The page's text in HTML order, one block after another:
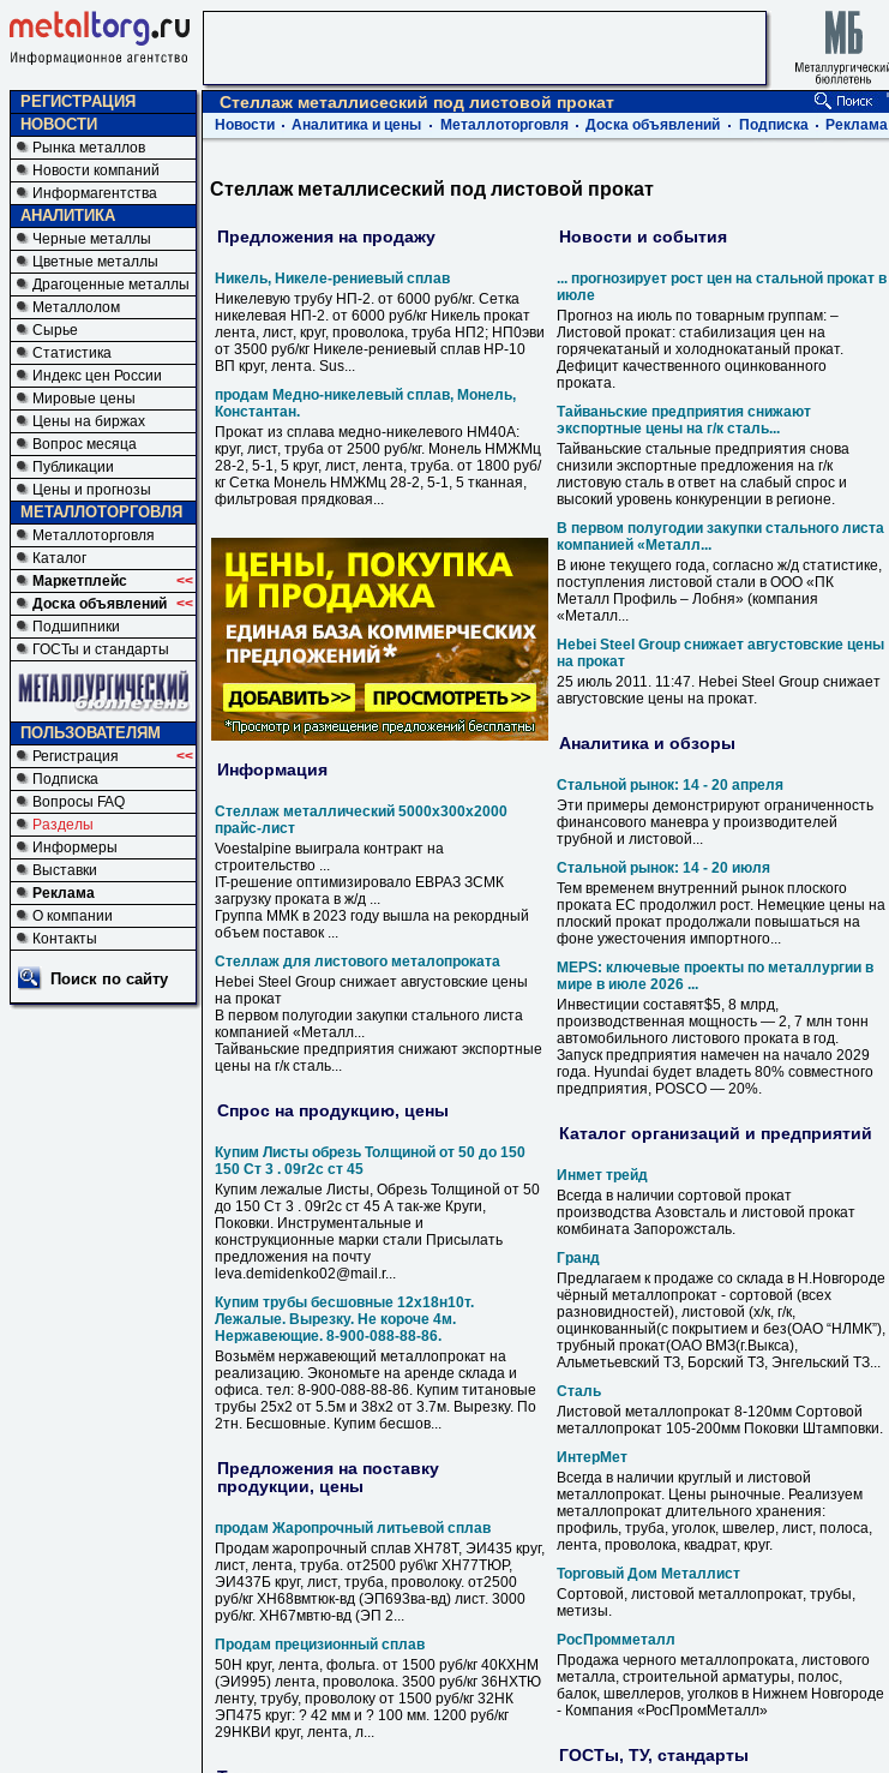
РЕГИСТРАЦИЯ
НОВОСТИ
Рынка металлов
Новости компаний
Информагентства
АНАЛИТИКА
Черные металлы
Цветные металлы
Драгоценные металлы
Металлолом
Сырье
Статистика
Индекс цен России
Мировые цены
Цены на биржах
Вопрос месяца
Публикации
Цены и прогнозы
МЕТАЛЛОТОРГОВЛЯ
Металлоторговля
Каталог
Маркетплейс
<<
Доска объявлений <<
Подшипники
ГОСТы и стандарты
ПОЛЬЗОВАТЕЛЯМ
Регистрация
<<
Подписка
Вопросы FAQ
Разделы
Информеры
Выставки
Реклама
О компании
Контакты
Поиск по сайту
Стеллаж металлисеский под листовой прокат
Новости Аналитика и цены Металлоторговля Доска объявлений Подписка Реклама
Стеллаж металлисеский под листовой прокат
Предложения на продажу
Никель, Никеле-рениевый сплав
Никелевую трубу НП-2. от 6000 руб/кг. Сетка
никелевая НП-2. от 6000 руб/кг Никель прокат
лента, лист, круг, проволока, труба НП2; НП0эви
от 3500 руб/кг Никеле-рениевый сплав НР-10
ВП круг, лента. Sus...
продам Медно-никелевый сплав, Монель,
Константан.
Прокат из сплава медно-никелевого НМ40А:
круг, лист, труба от 2500 руб/кг. Монель НМЖМц
28-2, 5-1, 5 круг, лист, лента, труба. от 1800 руб/
кг Сетка Монель НМЖМц 28-2, 5-1, 5 тканная,
фильтровая прядковая...
Информация
Стеллаж металлический 5000х300х2000
прайс-лист
Voestalpine выиграла контракт на
строительство ...
IT-решение оптимизировало ЕВРАЗ ЗСМК
загрузку проката в ж/д ...
Группа ММК в 2023 году вышла на рекордный
объем поставок ...
Стеллаж для листового металопроката
Hebei Steel Group снижает августовские цены
на прокат
В первом полугодии закупки стального листа
компанией «Металл...
Тайваньские предприятия снижают экспортные
цены на г/к сталь...
Спрос на продукцию, цены
Купим Листы обрезь Толщиной от 50 до 150
150 Ст 3 . 09г2с ст 45
Купим лежалые Листы, Обрезь Толщиной от 50
до 150 Ст 3 . 09г2с ст 45 А так-же Круги,
Поковки. Инструментальные и
конструкционные марки стали Присылать
предложения на почту
leva.demidenko02@mail.r...
Купим трубы бесшовные 12х18н10т.
Лежалые. Вырезку. Не короче 4м.
Нержавеющие. 8-900-088-88-86.
Возьмём нержавеющий металлопрокат на
реализацию. Экономьте на аренде склада и
офиса. тел: 8-900-088-88-86. Купим титановые
трубы 25х2 от 5.5м и 38х2 от 3.7м. Вырезку. По
2тн. Бесшовные. Купим бесшов...
Предложения на поставку
продукции, цены
продам Жаропрочный литьевой сплав
Продам жаропрочный сплав ХН78Т, ЭИ435 круг,
лист, лента, труба. от2500 руб\кг ХН77ТЮР,
ЭИ437Б круг, лист, труба, проволоку. от2500
руб/кг ХН68вмтюк-вд (ЭП693ва-вд) лист. 3000
руб/кг. ХН67мвтю-вд (ЭП 2...
Продам прецизионный сплав
50Н круг, лента, фольга. от 1500 руб/кг 40КХНМ
(ЭИ995) лента, проволока. 3500 руб/кг 36НХТЮ
ленту, трубу, проволоку от 1500 руб/кг 32НК
ЭП475 круг: ? 42 мм и ? 100 мм. 1200 руб/кг
29НКВИ круг, лента, л...
Новости и события
... прогнозирует рост цен на стальной прокат в
июле
Прогноз на июль по товарным группам: –
Листовой прокат: стабилизация цен на
горячекатаный и холоднокатаный прокат.
Дефицит качественного оцинкованного
проката.
Тайваньские предприятия снижают
экспортные цены на г/к сталь...
Тайваньские стальные предприятия снова
снизили экспортные предложения на г/к
листовую сталь в ответ на слабый спрос и
высокий уровень конкуренции в регионе.
В первом полугодии закупки стального листа
компанией «Металл...
В июне текущего года, согласно ж/д статистике,
поступления листовой стали в ООО «ПК
Металл Профиль – Лобня» (компания
«Металл...
Hebei Steel Group снижает августовские цены
на прокат
25 июль 2011. 11:47. Hebei Steel Group снижает
августовские цены на прокат.
Аналитика и обзоры
Стальной рынок: 14 - 20 апреля
Эти примеры демонстрируют ограниченность
финансового маневра у производителей
трубной и листовой...
Стальной рынок: 14 - 20 июля
Тем временем внутренний рынок плоского
проката ЕС продолжил рост. Немецкие цены на
плоский прокат продолжали повышаться на
фоне ужесточения импортного...
MEPS: ключевые проекты по металлургии в
мире в июле 2026 ...
Инвестиции составят$5, 8 млрд,
производственная мощность — 2, 7 млн тонн
автомобильного листового проката в год.
Запуск предприятия намечен на начало 2029
года. Hyundai будет владеть 80% совместного
предприятия, POSCO — 20%.
Каталог организаций и предприятий
Инмет трейд
Всегда в наличии сортовой прокат
производства Азовсталь и листовой прокат
комбината Запорожсталь.
Гранд
Предлагаем к продаже со склада в Н.Новгороде
чёрный металлопрокат - сортовой (всех
разновидностей), листовой (х/к, г/к,
оцинкованный(с покрытием и без(ОАО “НЛМК”),
трубный прокат(ОАО ВМЗ(г.Выкса),
Альметьевский ТЗ, Борский ТЗ, Энгельский ТЗ...
Сталь
Листовой металлопрокат 8-120мм Сортовой
металлопрокат 105-200мм Поковки Штамповки.
ИнтерМет
Всегда в наличии круглый и листовой
металлопрокат. Цены рыночные. Реализуем
металлопрокат длительного хранения:
профиль, труба, уголок, швелер, лист, полоса,
лента, проволока, квадрат, круг.
Торговый Дом Металлист
Сортовой, листовой металлопрокат, трубы,
метизы.
РосПромметалл
Продажа черного металлопроката, листового
металла, строительной арматуры, полос,
балок, швеллеров, уголков в Нижнем Новгороде
- Компания «РосПромМеталл»
ГОСТы, ТУ, стандарты